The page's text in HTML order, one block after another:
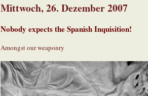
Mittwoch, 26. Dezember 2007
Nobody expects the Spanish Inquisition!
Amongst our weaponry